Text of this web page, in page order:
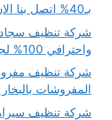
بـ40% اتصل بنا الان
واحترافي 100% لجميع أنواع السجاد
المفروشات